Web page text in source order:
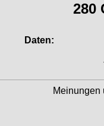
280
Meinungen